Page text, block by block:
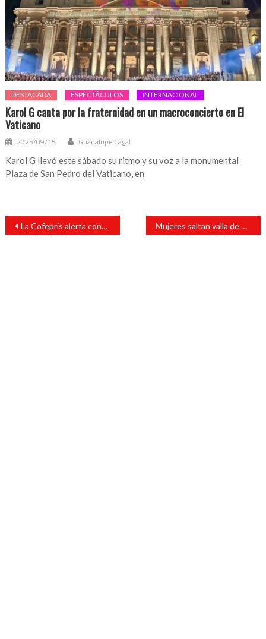
DESTACADA ESPECTÁCULOS INTERNACIONAL
Karol G canta por la fraternidad en un macroconcierto en El
Vaticano
2025/09/15 Guadalupe Cagal
Karol G llevó este sábado su ritmo y su voz a la monumental
Plaza de San Pedro del Vaticano, en
Navegación
entradas
La Cofepris alerta contra 5 “productos milagro” que arriesgan la salud de mexicanos Mujeres saltan valla de Palacio Nacional y colocan cruces en protesta contra feminicidios